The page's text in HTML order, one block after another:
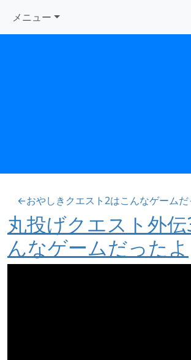
メニュー
←おやしきクエスト2はこんなゲームだ
丸投げクエスト外
んなゲームだったよ